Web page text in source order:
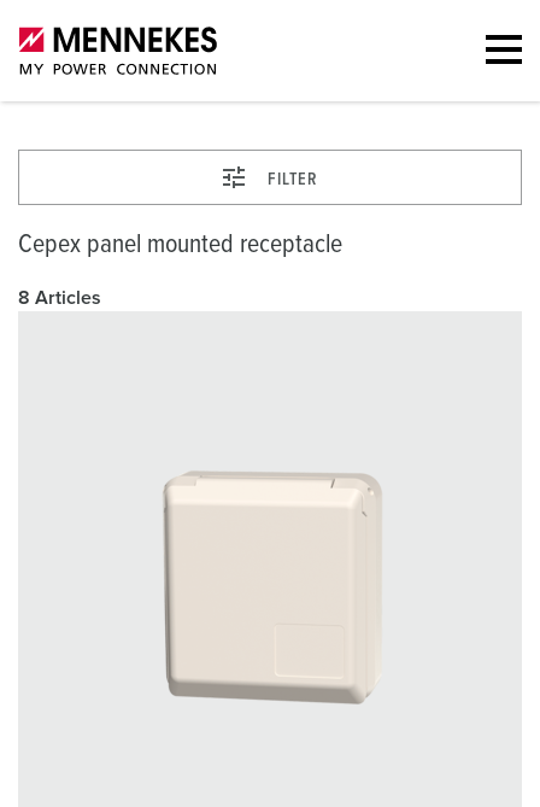
FILTER
Cepex panel mounted receptacle
8 Articles